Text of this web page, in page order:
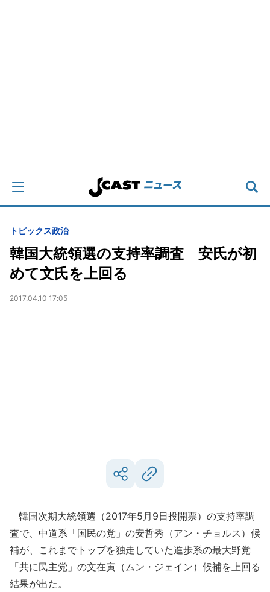
トピックス政治
韓国大統領選の支持率調査 安氏が初
めて文氏を上回る
2017.04.10 17:05
韓国次期大統領選（2017年5月9日投開票）の支持率調
査で、中道系「国民の党」の安哲秀（アン・チョルス）候
補が、これまでトップを独走していた進歩系の最大野党
「共に民主党」の文在寅（ムン・ジェイン）候補を上回る
結果が出た。